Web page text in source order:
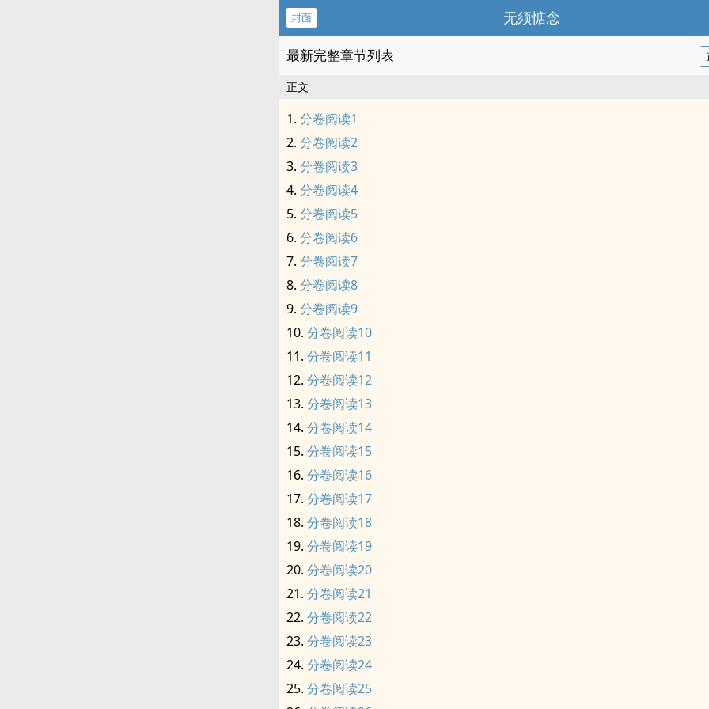
封面 无须惦念
最新完整章节列表
正文
分卷阅读1
分卷阅读2
分卷阅读3
分卷阅读4
分卷阅读5
分卷阅读6
分卷阅读7
分卷阅读8
分卷阅读9
分卷阅读10
分卷阅读11
分卷阅读12
分卷阅读13
分卷阅读14
分卷阅读15
分卷阅读16
分卷阅读17
分卷阅读18
分卷阅读19
分卷阅读20
分卷阅读21
分卷阅读22
分卷阅读23
分卷阅读24
分卷阅读25